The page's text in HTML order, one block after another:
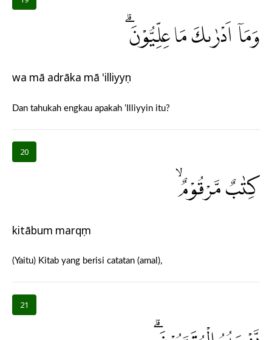
وَمَآ اَدْرٰىكَ مَا عِلِّيُّوْنَۗ
wa mā adrāka mā 'illiyyụn
Dan tahukah engkau apakah ’Illiyyin itu?
20
كِتٰبٌ مَّرْقُوْمٌۙ
kitābum marqụm
(Yaitu) Kitab yang berisi catatan (amal),
21